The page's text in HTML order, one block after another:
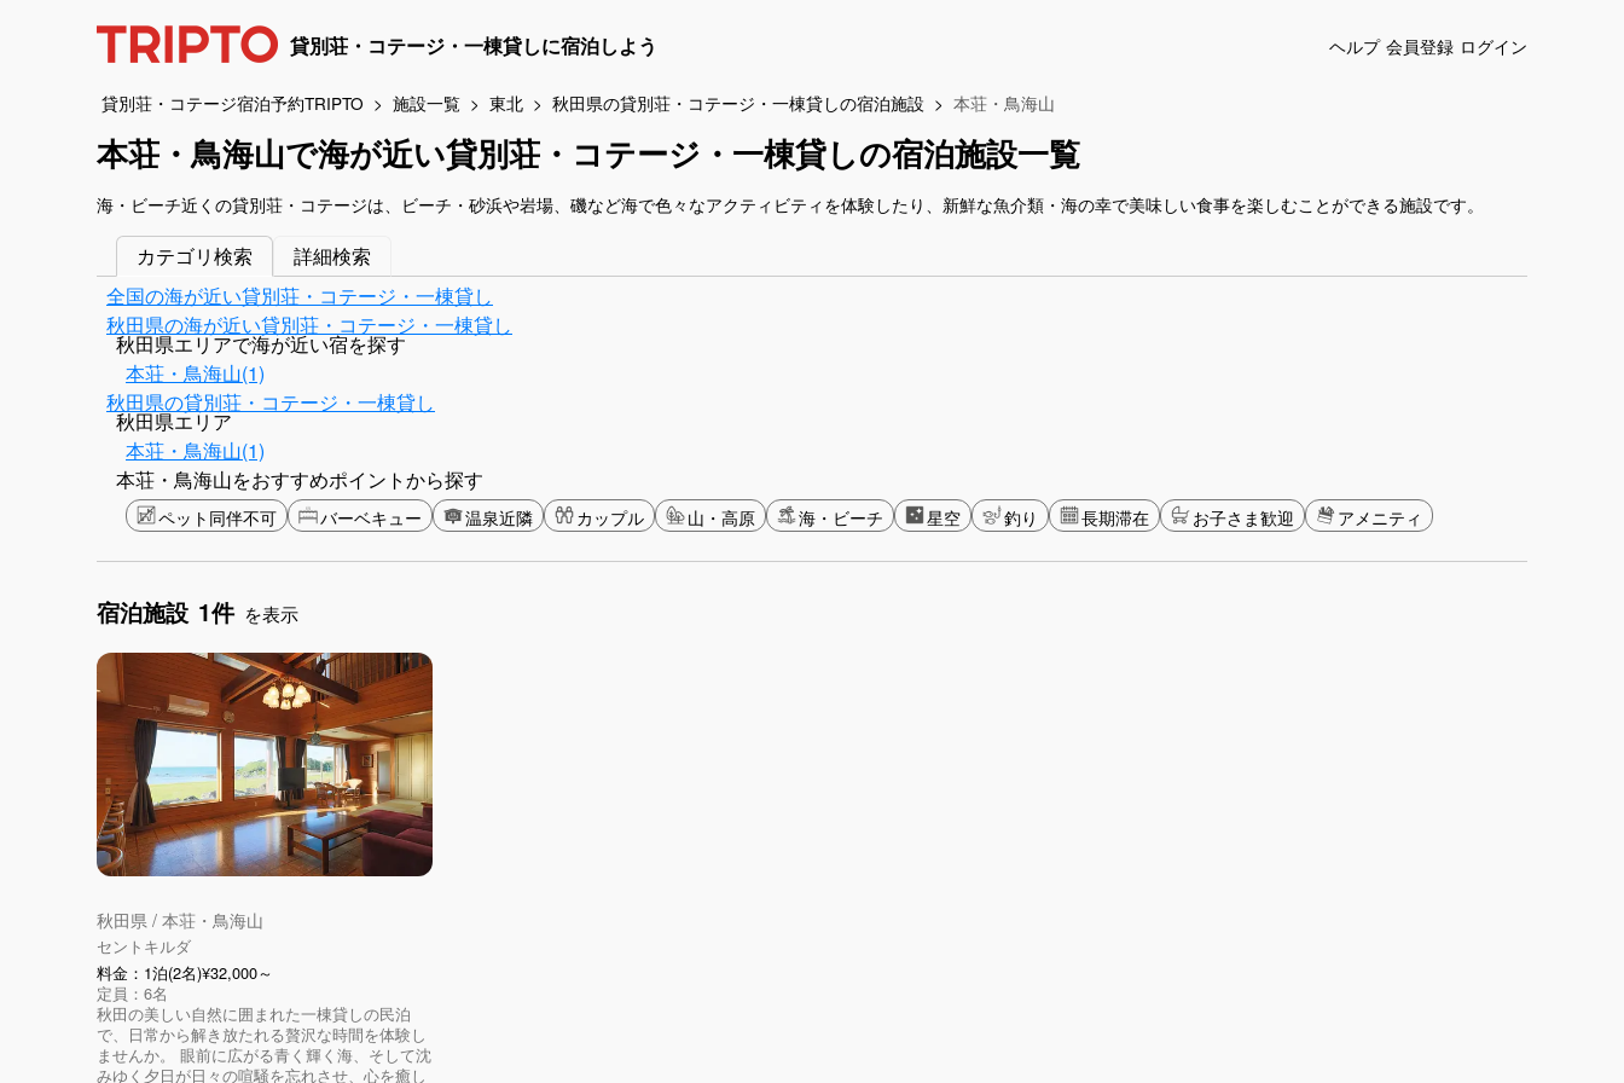
貸別荘・コテージ・一棟貸しに宿泊しよう ヘルプ 会員登録 ログイン
貸別荘・コテージ宿泊予約TRIPTO 施設一覧 東北 秋田県の貸別荘・コテージ・一棟貸しの宿泊施設 本荘・鳥海山
本荘・鳥海山で海が近い貸別荘・コテージ・一棟貸しの宿泊施設一覧
海・ビーチ近くの貸別荘・コテージは、ビーチ・砂浜や岩場、磯など海で色々なアクティビティを体験したり、新鮮な魚介類・海の幸で美味しい食事を楽しむことができる施設です。
カテゴリ検索
詳細検索
全国の海が近い貸別荘・コテージ・一棟貸し
秋田県の海が近い貸別荘・コテージ・一棟貸し
秋田県エリアで海が近い宿を探す
本荘・鳥海山(1)
秋田県の貸別荘・コテージ・一棟貸し
秋田県エリア
本荘・鳥海山(1)
本荘・鳥海山をおすすめポイントから探す
ペット同伴不可 バーベキュー 温泉近隣 カップル 山・高原 海・ビーチ 星空 釣り 長期滞在 お子さま歓迎 アメニティ
宿泊施設 1件 を表示
秋田県 / 本荘・鳥海山
セントキルダ
料金：1泊(2名)¥32,000～
定員：6名
秋田の美しい自然に囲まれた一棟貸しの民泊
で、日常から解き放たれる贅沢な時間を体験し
ませんか。 眼前に広がる青く輝く海、そして沈
みゆく夕日が日々の喧騒を忘れさせ、心を癒し